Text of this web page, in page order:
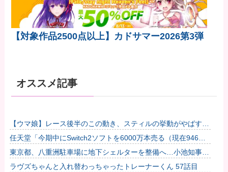
【対象作品2500点以上】カドサマー2026第3弾
オススメ記事
【ウマ娘】レース後半のこの動き、スティルの挙動がやばすぎ
る。他
任天堂「今期中にSwitch2ソフトを6000万本売る（現在946万
本達成）」他
東京都、八重洲駐車場に地下シェルターを整備へ…小池知事
「弾道ミサイル攻撃から都民の命と財産守る」！
ラヴズちゃんと入れ替わっちゃったトレーナーくん 57話目